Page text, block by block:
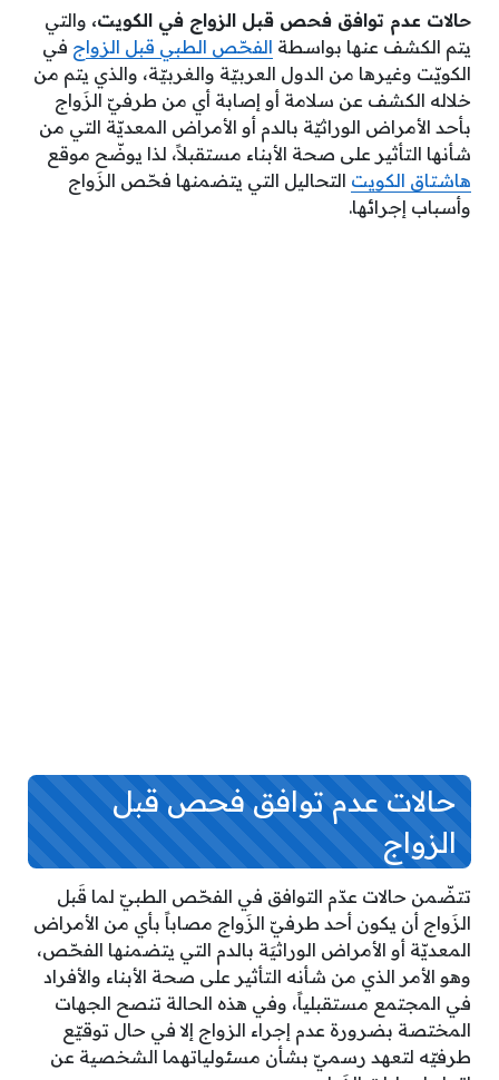
حالات عدم توافق فحص قبل الزواج في الكويت، والتي
يتم الكشف عنها بواسطة الفحّص الطبي قبل الزواج في
الكويّت وغيرها من الدول العربيّة والغربيّة، والذي يتم من
خلاله الكشف عن سلامة أو إصابة أي من طرفيّ الزَواج
بأحد الأمراض الوراثيّة بالدم أو الأمراض المعديّة التي من
شأنها التأثير على صحة الأبناء مستقبلاً، لذا يوضّح موقع
هاشتاق الكويت التحاليل التي يتضمنها فحّص الزَواج
وأسباب إجرائها.
حالات عدم توافق فحص قبل
الزواج
تتضّمن حالات عدّم التوافق في الفحّص الطبيّ لما قَبل
الزَواج أن يكون أحد طرفيّ الزَواج مصاباً بأي من الأمراض
المعديّة أو الأمراض الوراثيَة بالدم التي يتضمنها الفحّص،
وهو الأمر الذي من شأنه التأثير على صحة الأبناء والأفراد
في المجتمع مستقبلياً، وفي هذه الحالة تنصح الجهات
المختصة بضرورة عدم إجراء الزواج إلا في حال توقيّع
طرفيّه لتعهد رسميّ بشأن مسئولياتهما الشخصية عن